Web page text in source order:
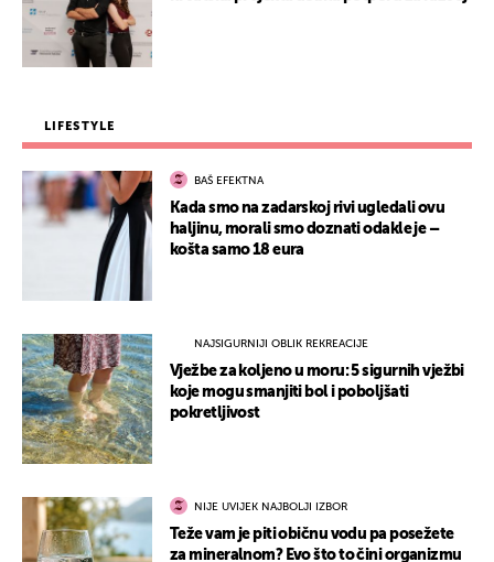
LIFESTYLE
BAŠ EFEKTNA
Kada smo na zadarskoj rivi ugledali ovu
haljinu, morali smo doznati odakle je –
košta samo 18 eura
NAJSIGURNIJI OBLIK REKREACIJE
Vježbe za koljeno u moru: 5 sigurnih vježbi
koje mogu smanjiti bol i poboljšati
pokretljivost
NIJE UVIJEK NAJBOLJI IZBOR
Teže vam je piti običnu vodu pa posežete
za mineralnom? Evo što to čini organizmu